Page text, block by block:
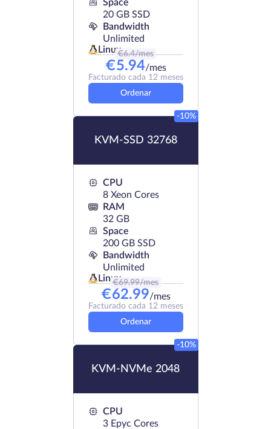
Space
20 GB SSD
Bandwidth
Unlimited
Linux€6.4/mes
€5.94/mes
Facturado cada 12 meses
Ordenar
KVM-SSD 32768
-10%
CPU
8 Xeon Cores
RAM
32 GB
Space
200 GB SSD
Bandwidth
Unlimited
Linux
€69.99/mes
€62.99/mes
Facturado cada 12 meses
Ordenar
KVM-NVMe 2048
-10%
CPU
3 Epyc Cores